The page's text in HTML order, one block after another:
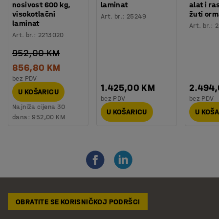
nosivost 600 kg,
visokotlačni
laminat
Art. br.: 2213020
856,80 KM
952,00 KM
bez PDV
U KOŠARICU
Najniža cijena 30
dana: 952,00 KM
laminat
Art. br.: 25249
1.425,00 KM
bez PDV
U KOŠARICU
alat i
žuti
Art. br.:
bez PDV
U
OBRATITE SE KORISNIČKOJ PODRŠCI